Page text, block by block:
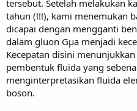
tersebut. Setelah melakukan
tahun (!!!), kami menemukan
dicapai dengan mengganti
dalam gluon Gμa menjadi
Kecepatan disini
pembentuk fluida yang
menginterpretasikan fluida
boson.